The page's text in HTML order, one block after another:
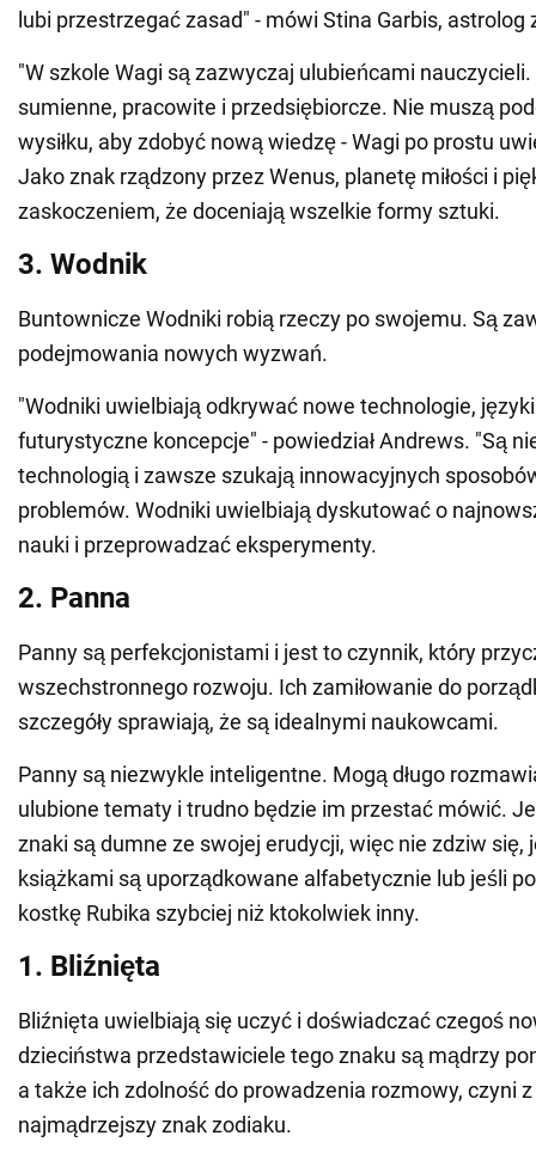
lubi przestrzegać zasad" - mówi Stina Garbis, astrolog
"W szkole Wagi są zazwyczaj ulubieńcami nauczycieli.
sumienne, pracowite i przedsiębiorcze. Nie muszą
wysiłku, aby zdobyć nową wiedzę - Wagi po prostu
Jako znak rządzony przez Wenus, planetę miłości i
zaskoczeniem, że doceniają wszelkie formy sztuki.
3. Wodnik
Buntownicze Wodniki robią rzeczy po swojemu. Są
podejmowania nowych wyzwań.
"Wodniki uwielbiają odkrywać nowe technologie,
futurystyczne koncepcje" - powiedział Andrews. "Są
technologią i zawsze szukają innowacyjnych
problemów. Wodniki uwielbiają dyskutować o
nauki i przeprowadzać eksperymenty.
2. Panna
Panny są perfekcjonistami i jest to czynnik, który
wszechstronnego rozwoju. Ich zamiłowanie do
szczegóły sprawiają, że są idealnymi naukowcami.
Panny są niezwykle inteligentne. Mogą długo
ulubione tematy i trudno będzie im przestać mówić.
znaki są dumne ze swojej erudycji, więc nie zdziw się,
książkami są uporządkowane alfabetycznie lub jeśli
kostkę Rubika szybciej niż ktokolwiek inny.
1. Bliźnięta
Bliźnięta uwielbiają się uczyć i doświadczać czegoś
dzieciństwa przedstawiciele tego znaku są mądrzy
a także ich zdolność do prowadzenia rozmowy, czyni
najmądrzejszy znak zodiaku.